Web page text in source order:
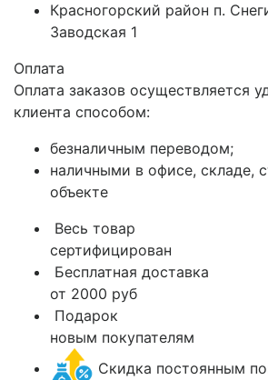
Красногорский район п.
Заводская 1
Оплата
Оплата заказов осуществляется
клиента способом:
безналичным переводом;
наличными в офисе, складе,
объекте
Весь товар
сертифицирован
Бесплатная доставка
от 2000 руб
Подарок
новым покупателям
Скидка постоянным